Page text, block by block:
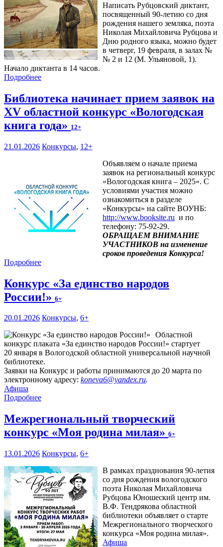
Написать Рубцовский диктант,
посвященный 90-летию со дня
рождения нашего земляка, поэта
Николая Михайловича Рубцова и
Дню родного языка, можно будет
в четверг, 19 февраля, в залах №
№ 2 и 12 (М. Ульяновой, 1).
Начало диктанта в 14 часов.
Подробнее
Библиотека начинает прием заявок на
XV областной конкурс «Вологодская
книга года» 12+
21.01.2026 Конкурсы, 12+
Объявляем о начале приема
заявок на региональный конкурс
«Вологодская книга – 2025». С
условиями участия можно
ознакомиться в разделе
«Конкурсы» на сайте ВОУНБ:
http://www.booksite.ru и по
телефону: 75-92-29.
ОБРАЩАЕМ ВНИМАНИЕ
УЧАСТНИКОВ на изменение
сроков проведения Конкурса!
Подробнее
Конкурс «За единство народов
России!» 6+
20.01.2026 Конкурсы, 6+
Областной
конкурс плаката «За единство народов России!» стартует
20 января в Вологодской областной универсальной научной
библиотеке.
Заявки на Конкурс и работы принимаются до 20 марта по
электронному адресу: koneva6@yandex.ru.
Афиша
Подробнее
Межрегиональный творческий
конкурс «Моя родина милая» 6+
13.01.2026 Конкурсы, 6+
В рамках празднования 90-летия
со дня рождения вологодского
поэта Николая Михайловича
Рубцова Юношеский центр им.
В.Ф. Тендрякова областной
библиотеки объявляет о старте
Межрегионального творческого
конкурса «Моя родина милая».
Афиша